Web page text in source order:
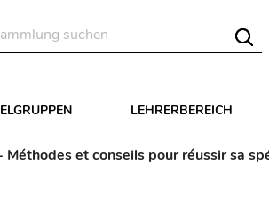
LEHRERBEREICH
et conseils pour réussir sa